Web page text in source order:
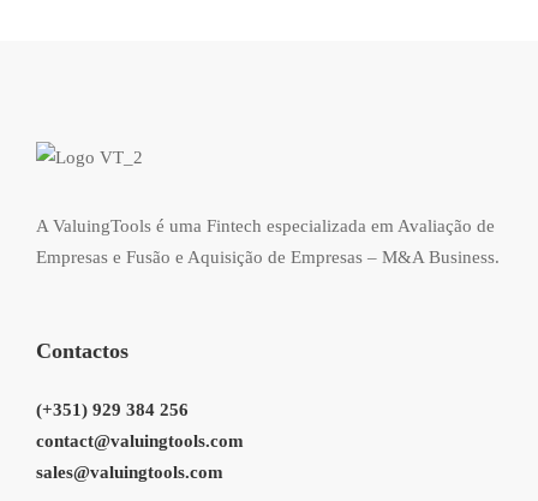
A ValuingTools é uma Fintech especializada em Avaliação de
Empresas e Fusão e Aquisição de Empresas – M&A Business.
Contactos
(+351) 929 384 256
contact@valuingtools.com
sales@valuingtools.com